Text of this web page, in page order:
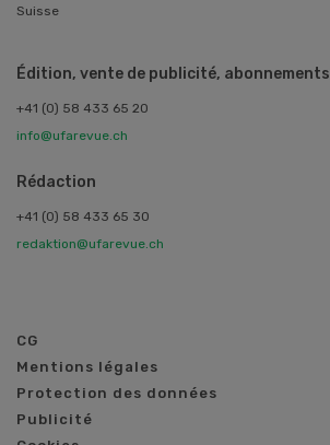
Suisse
Édition, vente de publicité, abonnements
+41 (0) 58 433 65 20
info@ufarevue.ch
Rédaction
+41 (0) 58 433 65 30
redaktion@ufarevue.ch
CG
Mentions légales
Protection des données
Publicité